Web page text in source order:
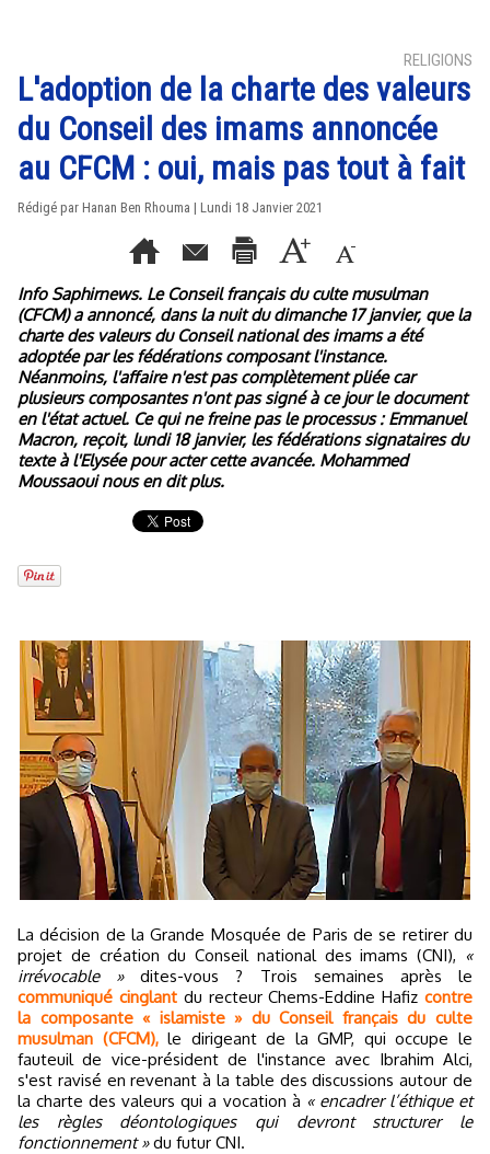
RELIGIONS
L'adoption de la charte des valeurs
du Conseil des imams annoncée
au CFCM : oui, mais pas tout à fait
Rédigé par Hanan Ben Rhouma | Lundi 18 Janvier 2021
Info Saphirnews. Le Conseil français du culte musulman
(CFCM) a annoncé, dans la nuit du dimanche 17 janvier, que la
charte des valeurs du Conseil national des imams a été
adoptée par les fédérations composant l'instance.
Néanmoins, l'affaire n'est pas complètement pliée car
plusieurs composantes n'ont pas signé à ce jour le document
en l'état actuel. Ce qui ne freine pas le processus : Emmanuel
Macron, reçoit, lundi 18 janvier, les fédérations signataires du
texte à l'Elysée pour acter cette avancée. Mohammed
Moussaoui nous en dit plus.
La décision de la Grande Mosquée de Paris de se retirer du
projet de création du Conseil national des imams (CNI), «
irrévocable »dites-vous ? Trois semaines après le
communiqué cinglantdu recteur Chems-Eddine Hafizcontre
la composante « islamiste » du Conseil français du culte
musulman (CFCM),le dirigeant de la GMP, qui occupe le
fauteuil de vice-président de l'instance avec Ibrahim Alci,
s'est ravisé en revenant à la table des discussions autour de
la charte des valeurs qui a vocation à « encadrer l’éthique et
les règles déontologiques qui devront structurer le
fonctionnement »du futur CNI.